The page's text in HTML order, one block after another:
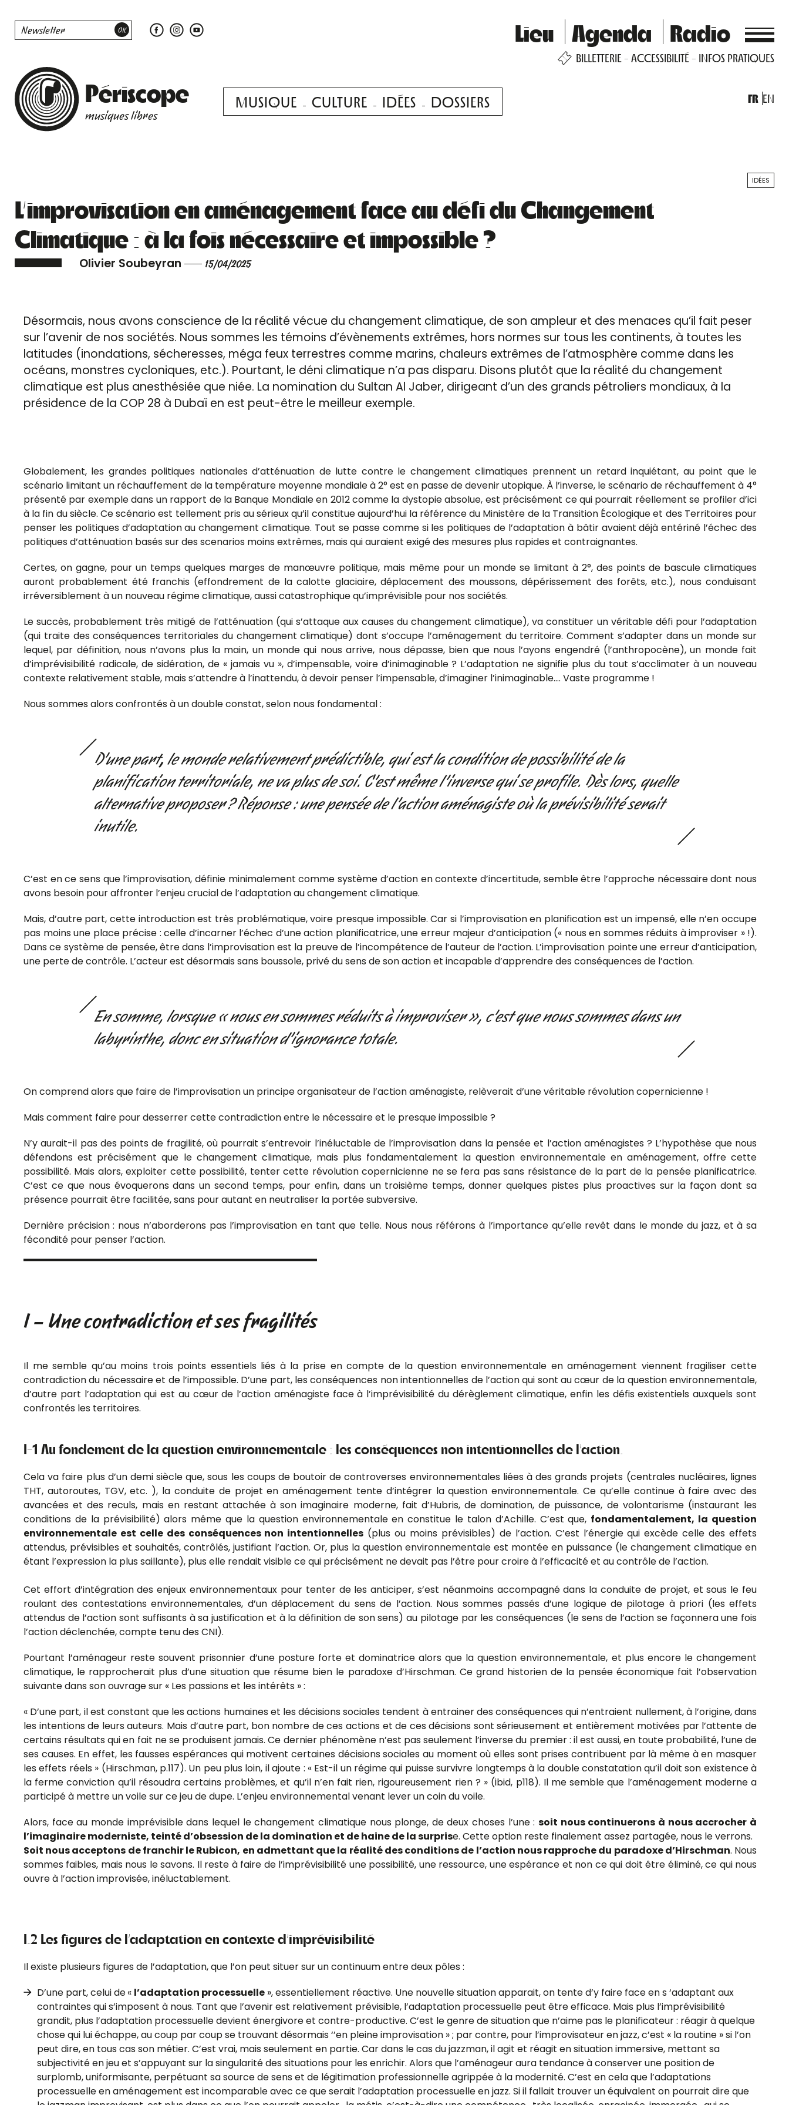
Lieu Agenda Radio
BILLETTERIE ACCESSIBILITÉ INFOS PRATIQUES
Périscope
musiques libres
MUSIQUE CULTURE IDÉES DOSSIERS FR EN
IDÉES
L’improvisation en aménagement face au défi du Changement
Climatique : à la fois nécessaire et impossible ?
Olivier Soubeyran 15/04/2025
Désormais, nous avons conscience de la réalité vécue du changement climatique, de son ampleur et des menaces qu’il fait peser
sur l’avenir de nos sociétés. Nous sommes les témoins d’évènements extrêmes, hors normes sur tous les continents, à toutes les
latitudes (inondations, sécheresses, méga feux terrestres comme marins, chaleurs extrêmes de l’atmosphère comme dans les
océans, monstres cycloniques, etc.). Pourtant, le déni climatique n’a pas disparu. Disons plutôt que la réalité du changement
climatique est plus anesthésiée que niée. La nomination du Sultan Al Jaber, dirigeant d’un des grands pétroliers mondiaux, à la
présidence de la COP 28 à Dubaï en est peut-être le meilleur exemple.
Globalement, les grandes politiques nationales d’atténuation de lutte contre le changement climatiques prennent un retard inquiétant, au point que le
scénario limitant un réchauffement de la température moyenne mondiale à 2° est en passe de devenir utopique. À l’inverse, le scénario de réchauffement à 4°
présenté par exemple dans un rapport de la Banque Mondiale en 2012 comme la dystopie absolue, est précisément ce qui pourrait réellement se profiler d’ici
à la fin du siècle. Ce scénario est tellement pris au sérieux qu’il constitue aujourd’hui la référence du Ministère de la Transition Écologique et des Territoires pour
penser les politiques d’adaptation au changement climatique. Tout se passe comme si les politiques de l’adaptation à bâtir avaient déjà entériné l’échec des
politiques d’atténuation basés sur des scenarios moins extrêmes, mais qui auraient exigé des mesures plus rapides et contraignantes.
Certes, on gagne, pour un temps quelques marges de manœuvre politique, mais même pour un monde se limitant à 2°, des points de bascule climatiques
auront probablement été franchis (effondrement de la calotte glaciaire, déplacement des moussons, dépérissement des forêts, etc.), nous conduisant
irréversiblement à un nouveau régime climatique, aussi catastrophique qu’imprévisible pour nos sociétés.
Le succès, probablement très mitigé de l’atténuation (qui s’attaque aux causes du changement climatique), va constituer un véritable défi pour l’adaptation
(qui traite des conséquences territoriales du changement climatique) dont s’occupe l’aménagement du territoire. Comment s’adapter dans un monde sur
lequel, par définition, nous n’avons plus la main, un monde qui nous arrive, nous dépasse, bien que nous l’ayons engendré (l’anthropocène), un monde fait
d’imprévisibilité radicale, de sidération, de « jamais vu », d’impensable, voire d’inimaginable ? L’adaptation ne signifie plus du tout s’acclimater à un nouveau
contexte relativement stable, mais s’attendre à l’inattendu, à devoir penser l’impensable, d’imaginer l’inimaginable…. Vaste programme !
Nous sommes alors confrontés à un double constat, selon nous fondamental :
D’une part, le monde relativement prédictible, qui est la condition de possibilité de la
planification territoriale, ne va plus de soi. C’est même l’inverse qui se profile. Dès lors, quelle
alternative proposer ? Réponse : une pensée de l’action aménagiste où la prévisibilité serait
inutile.
C’est en ce sens que l’improvisation, définie minimalement comme système d’action en contexte d’incertitude, semble être l’approche nécessaire dont nous
avons besoin pour affronter l’enjeu crucial de l’adaptation au changement climatique.
Mais, d’autre part, cette introduction est très problématique, voire presque impossible. Car si l’improvisation en planification est un impensé, elle n’en occupe
pas moins une place précise : celle d’incarner l’échec d’une action planificatrice, une erreur majeur d’anticipation (« nous en sommes réduits à improviser » !).
Dans ce système de pensée, être dans l’improvisation est la preuve de l’incompétence de l’auteur de l’action. L’improvisation pointe une erreur d’anticipation,
une perte de contrôle. L’acteur est désormais sans boussole, privé du sens de son action et incapable d’apprendre des conséquences de l’action.
En somme, lorsque « nous en sommes réduits à improviser », c’est que nous sommes dans un
labyrinthe, donc en situation d’ignorance totale.
On comprend alors que faire de l’improvisation un principe organisateur de l’action aménagiste, relèverait d’une véritable révolution copernicienne !
Mais comment faire pour desserrer cette contradiction entre le nécessaire et le presque impossible ?
N’y aurait-il pas des points de fragilité, où pourrait s’entrevoir l’inéluctable de l’improvisation dans la pensée et l’action aménagistes ? L’hypothèse que nous
défendons est précisément que le changement climatique, mais plus fondamentalement la question environnementale en aménagement, offre cette
possibilité. Mais alors, exploiter cette possibilité, tenter cette révolution copernicienne ne se fera pas sans résistance de la part de la pensée planificatrice.
C’est ce que nous évoquerons dans un second temps, pour enfin, dans un troisième temps, donner quelques pistes plus proactives sur la façon dont sa
présence pourrait être facilitée, sans pour autant en neutraliser la portée subversive.
Dernière précision : nous n’aborderons pas l’improvisation en tant que telle. Nous nous référons à l’importance qu’elle revêt dans le monde du jazz, et à sa
fécondité pour penser l’action.
I – Une contradiction et ses fragilités
Il me semble qu’au moins trois points essentiels liés à la prise en compte de la question environnementale en aménagement viennent fragiliser cette
contradiction du nécessaire et de l’impossible. D’une part, les conséquences non intentionnelles de l’action qui sont au cœur de la question environnementale,
d’autre part l’adaptation qui est au cœur de l’action aménagiste face à l’imprévisibilité du dérèglement climatique, enfin les défis existentiels auxquels sont
confrontés les territoires.
I-1 Au fondement de la question environnementale : les conséquences non intentionnelles de l’action
Cela va faire plus d’un demi siècle que, sous les coups de boutoir de controverses environnementales liées à des grands projets (centrales nucléaires, lignes
THT, autoroutes, TGV, etc. ), la conduite de projet en aménagement tente d’intégrer la question environnementale. Ce qu’elle continue à faire avec des
avancées et des reculs, mais en restant attachée à son imaginaire moderne, fait d’Hubris, de domination, de puissance, de volontarisme (instaurant les
conditions de la prévisibilité) alors même que la question environnementale en constitue le talon d’Achille. C’est que, fondamentalement, la question
environnementale est celle des conséquences non intentionnelles (plus ou moins prévisibles) de l’action. C’est l’énergie qui excède celle des effets
attendus, prévisibles et souhaités, contrôlés, justifiant l’action. Or, plus la question environnementale est montée en puissance (le changement climatique en
étant l’expression la plus saillante), plus elle rendait visible ce qui précisément ne devait pas l’être pour croire à l’efficacité et au contrôle de l’action.
Cet effort d’intégration des enjeux environnementaux pour tenter de les anticiper, s’est néanmoins accompagné dans la conduite de projet, et sous le feu
roulant des contestations environnementales, d’un déplacement du sens de l’action. Nous sommes passés d’une logique de pilotage à priori (les effets
attendus de l’action sont suffisants à sa justification et à la définition de son sens) au pilotage par les conséquences (le sens de l’action se façonnera une fois
l’action déclenchée, compte tenu des CNI).
Pourtant l’aménageur reste souvent prisonnier d’une posture forte et dominatrice alors que la question environnementale, et plus encore le changement
climatique, le rapprocherait plus d’une situation que résume bien le paradoxe d’Hirschman. Ce grand historien de la pensée économique fait l’observation
suivante dans son ouvrage sur « Les passions et les intérêts » :
« D’une part, il est constant que les actions humaines et les décisions sociales tendent à entrainer des conséquences qui n’entraient nullement, à l’origine, dans
les intentions de leurs auteurs. Mais d’autre part, bon nombre de ces actions et de ces décisions sont sérieusement et entièrement motivées par l’attente de
certains résultats qui en fait ne se produisent jamais. Ce dernier phénomène n’est pas seulement l’inverse du premier : il est aussi, en toute probabilité, l’une de
ses causes. En effet, les fausses espérances qui motivent certaines décisions sociales au moment où elles sont prises contribuent par là même à en masquer
les effets réels » (Hirschman, p.117). Un peu plus loin, il ajoute : « Est-il un régime qui puisse survivre longtemps à la double constatation qu’il doit son existence à
la ferme conviction qu’il résoudra certains problèmes, et qu’il n’en fait rien, rigoureusement rien ? » (ibid, p118). Il me semble que l’aménagement moderne a
participé à mettre un voile sur ce jeu de dupe. L’enjeu environnemental venant lever un coin du voile.
Alors, face au monde imprévisible dans lequel le changement climatique nous plonge, de deux choses l’une :soit nous continuerons à nous accrocher à
l’imaginaire moderniste, teinté d’obsession de la domination et de haine de la surprise. Cette option reste finalement assez partagée, nous le verrons.
Soit nous acceptons de franchir le Rubicon, en admettant que la réalité des conditions de l’action nous rapproche du paradoxe d’Hirschman. Nous
sommes faibles, mais nous le savons. Il reste à faire de l’imprévisibilité une possibilité, une ressource, une espérance et non ce qui doit être éliminé, ce qui nous
ouvre à l’action improvisée, inéluctablement.
I.2 Les figures de l’adaptation en contexte d’imprévisibilité
Il existe plusieurs figures de l’adaptation, que l’on peut situer sur un continuum entre deux pôles :
D’une part, celui de« l’adaptation processuelle », essentiellement réactive. Une nouvelle situation apparait, on tente d’y faire face en s ‘adaptant aux
contraintes qui s’imposent à nous. Tant que l’avenir est relativement prévisible, l’adaptation processuelle peut être efficace. Mais plus l’imprévisibilité
grandit, plus l’adaptation processuelle devient énergivore et contre-productive. C’est le genre de situation que n’aime pas le planificateur : réagir à quelque
chose qui lui échappe, au coup par coup se trouvant désormais ‘’en pleine improvisation » ; par contre, pour l’improvisateur en jazz, c’est « la routine » si l’on
peut dire, en tous cas son métier. C’est vrai, mais seulement en partie. Car dans le cas du jazzman, il agit et réagit en situation immersive, mettant sa
subjectivité en jeu et s’appuyant sur la singularité des situations pour les enrichir. Alors que l’aménageur aura tendance à conserver une position de
surplomb, uniformisante, perpétuant sa source de sens et de légitimation professionnelle agrippée à la modernité. C’est en cela que l’adaptations
processuelle en aménagement est incomparable avec ce que serait l’adaptation processuelle en jazz. Si il fallait trouver un équivalent on pourrait dire que